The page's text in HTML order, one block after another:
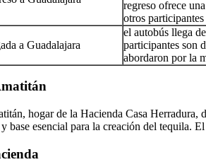
regreso ofrece
otros
a Guadalajara
el autobús llega
participantes son
abordaron por la
hogar de la Hacienda Casa Herradura,
base esencial para la creación del tequila.